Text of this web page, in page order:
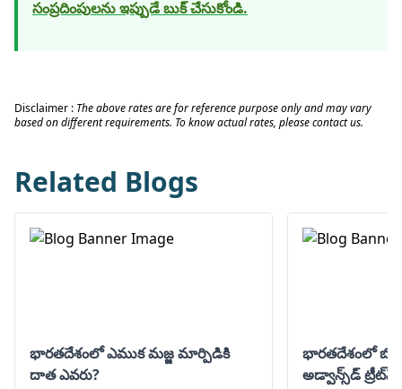
సంప్రదింపులను ఇప్పుడే బుక్ చేసుకోండి.
Disclaimer : The above rates are for reference purpose only and may vary
based on different requirements. To know actual rates, please contact us.
Related Blogs
భారతదేశంలో ఎముక మజ్జ మార్పిడికి
దాత ఎవరు?
భారతదేశంలో బోన్
అడ్వాన్స్‌డ్